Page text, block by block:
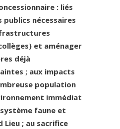
: liés
nécessaires
et aménager
déjà
; aux impacts
population
immédiat
faune et
Lieu ; au sacrifice